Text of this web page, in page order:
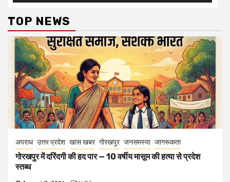
TOP NEWS
अपराध उत्तर प्रदेश खास खबर गोरखपुर जनसमस्या जागरूकता
गोरखपुर में दरिंदगी की हद पार — 10 वर्षीय मासूम की हत्या से प्रदेश
स्तब्ध